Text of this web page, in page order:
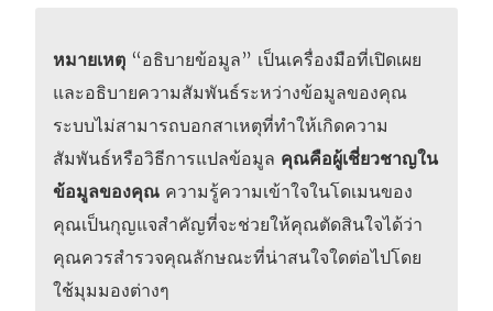
หมายเหตุ “อธิบายข้อมูล” เป็นเครื่องมือที่เปิดเผย
และอธิบายความสัมพันธ์ระหว่างข้อมูลของคุณ
ระบบไม่สามารถบอกสาเหตุที่ทำให้เกิดความ
สัมพันธ์หรือวิธีการแปลข้อมูล คุณคือผู้เชี่ยวชาญใน
ข้อมูลของคุณ ความรู้ความเข้าใจในโดเมนของ
คุณเป็นกุญแจสำคัญที่จะช่วยให้คุณตัดสินใจได้ว่า
คุณควรสำรวจคุณลักษณะที่น่าสนใจใดต่อไปโดย
ใช้มุมมองต่างๆ